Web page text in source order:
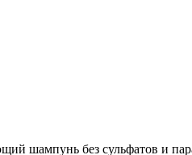
шампунь без сульфатов и